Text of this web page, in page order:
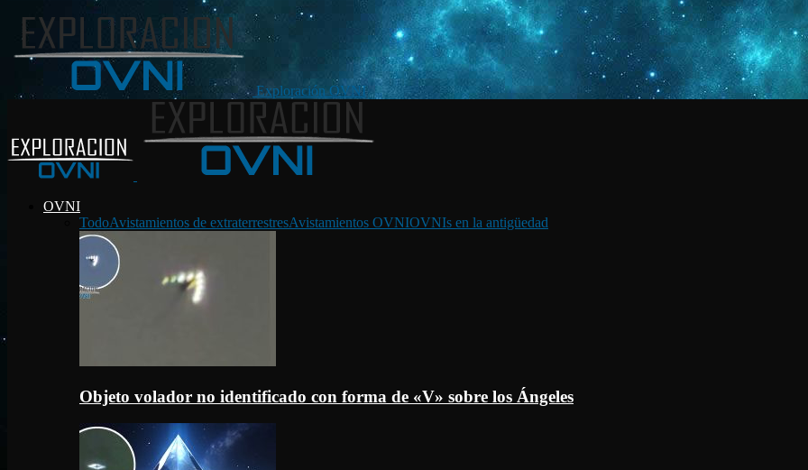
Exploración OVNI
OVNI
TodoAvistamientos de extraterrestresAvistamientos OVNIOVNIs en la antigüedad
Objeto volador no identificado con forma de «V» sobre los Ángeles